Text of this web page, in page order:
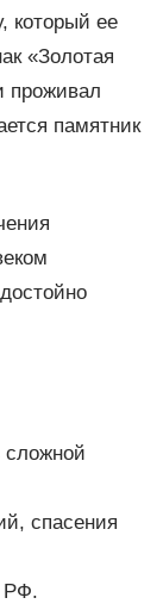
который ее
«Золотая
проживал
памятник
сложной
спасения
РФ.